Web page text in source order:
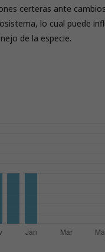
certeras ante
lo cual puede
de la especie.